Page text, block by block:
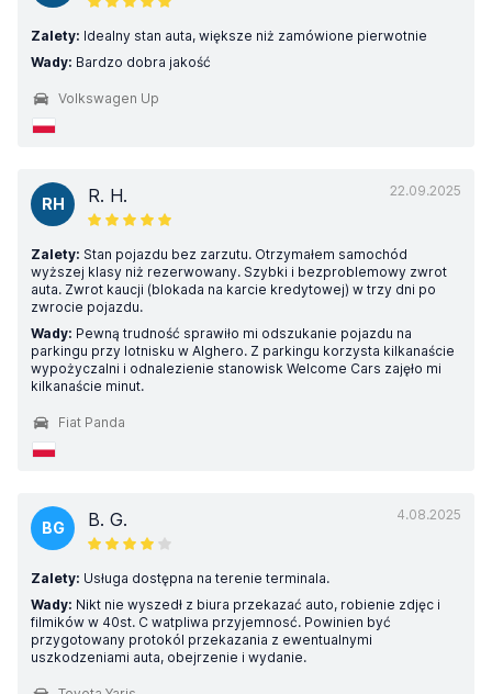
Zalety: Idealny stan auta, większe niż zamówione pierwotnie
Wady: Bardzo dobra jakość
Volkswagen Up
22.09.2025
RH R. H.
Zalety: Stan pojazdu bez zarzutu. Otrzymałem samochód
wyższej klasy niż rezerwowany. Szybki i bezproblemowy zwrot
auta. Zwrot kaucji (blokada na karcie kredytowej) w trzy dni po
zwrocie pojazdu.
Wady: Pewną trudność sprawiło mi odszukanie pojazdu na
parkingu przy lotnisku w Alghero. Z parkingu korzysta kilkanaście
wypożyczalni i odnalezienie stanowisk Welcome Cars zajęło mi
kilkanaście minut.
Fiat Panda
4.08.2025
BG B. G.
Zalety: Usługa dostępna na terenie terminala.
Wady: Nikt nie wyszedł z biura przekazać auto, robienie zdjęc i
filmików w 40st. C watpliwa przyjemnosć. Powinien być
przygotowany protokól przekazania z ewentualnymi
uszkodzeniami auta, obejrzenie i wydanie.